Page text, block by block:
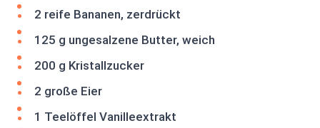
2 reife Bananen, zerdrückt
125 g ungesalzene Butter, weich
200 g Kristallzucker
2 große Eier
1 Teelöffel Vanilleextrakt